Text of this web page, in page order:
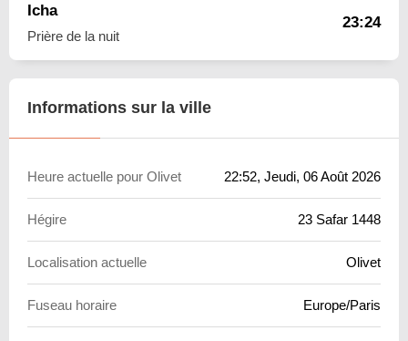
Icha
Prière de la nuit
23:24
Informations sur la ville
Heure actuelle pour Olivet 22:52, Jeudi, 06 Août 2026
Hégire 23 Safar 1448
Localisation actuelle Olivet
Fuseau horaire Europe/Paris